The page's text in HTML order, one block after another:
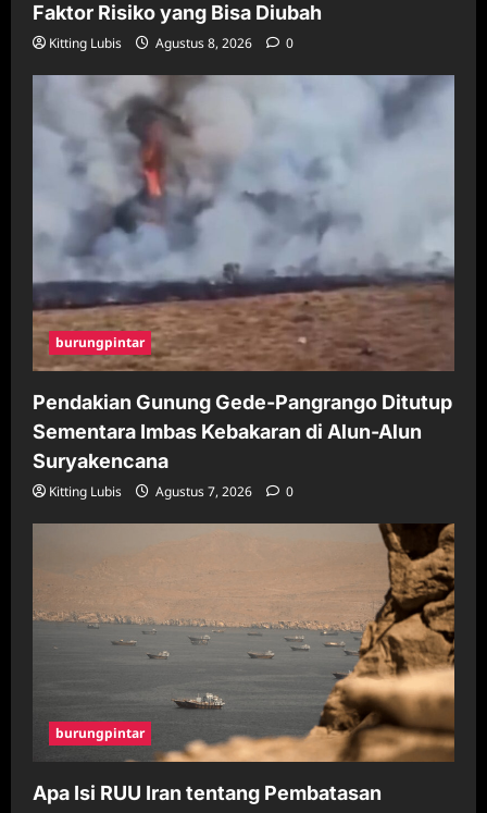
Faktor Risiko yang Bisa Diubah
Kitting Lubis Agustus 8, 2026 0
burungpintar
Pendakian Gunung Gede-Pangrango Ditutup
Sementara Imbas Kebakaran di Alun-Alun
Suryakencana
Kitting Lubis Agustus 7, 2026 0
burungpintar
Apa Isi RUU Iran tentang Pembatasan